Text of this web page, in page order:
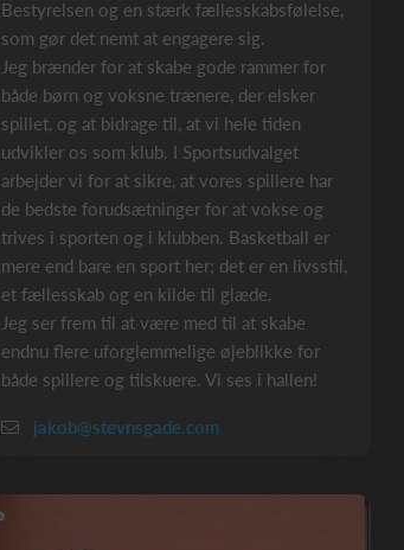
Bestyrelsen og en stærk fællesskabsfølelse,
som gør det nemt at engagere sig.
Jeg brænder for at skabe gode rammer for
både børn og voksne trænere, der elsker
spillet, og at bidrage til, at vi hele tiden
udvikler os som klub. I Sportsudvalget
arbejder vi for at sikre, at vores spillere har
de bedste forudsætninger for at vokse og
trives i sporten og i klubben. Basketball er
mere end bare en sport her; det er en livsstil,
et fællesskab og en kilde til glæde.
Jeg ser frem til at være med til at skabe
endnu flere uforglemmelige øjeblikke for
både spillere og tilskuere. Vi ses i hallen!
jakob@stevnsgade.com